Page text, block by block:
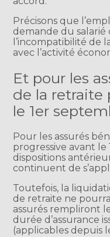
Précisons que
demande du salarié
l’incompatibilité de
avec l’activité
Et pour les
de la retraite
le 1er
Pour les assurés
progressive avant le
dispositions
continuent de
Toutefois, la
de retraite ne
assurés rempliront
durée d’assurance
(applicables depuis